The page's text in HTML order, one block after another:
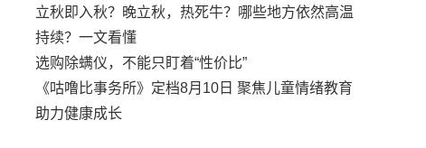
立秋即入秋？晚立秋，热死牛？哪些地方依然高温
持续？一文看懂
选购除螨仪，不能只盯着“性价比”
《咕噜比事务所》定档8月10日 聚焦儿童情绪教育
助力健康成长